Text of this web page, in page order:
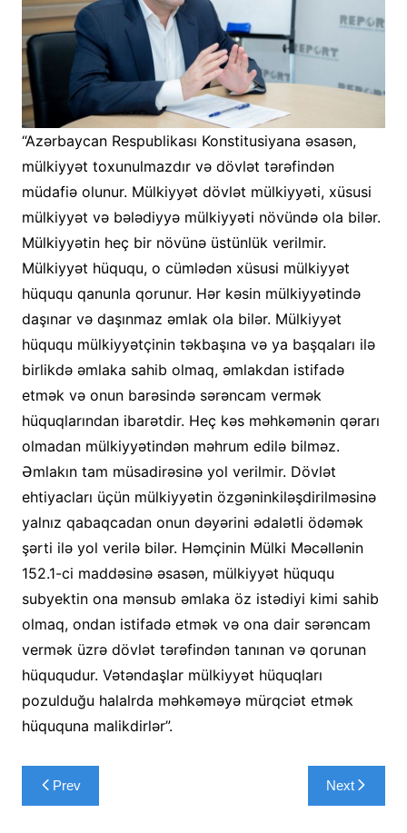
“Azərbaycan Respublikası Konstitusiyana əsasən,
mülkiyyət toxunulmazdır və dövlət tərəfindən
müdafiə olunur. Mülkiyyət dövlət mülkiyyəti, xüsusi
mülkiyyət və bələdiyyə mülkiyyəti növündə ola bilər.
Mülkiyyətin heç bir növünə üstünlük verilmir.
Mülkiyyət hüququ, o cümlədən xüsusi mülkiyyət
hüququ qanunla qorunur. Hər kəsin mülkiyyətində
daşınar və daşınmaz əmlak ola bilər. Mülkiyyət
hüququ mülkiyyətçinin təkbaşına və ya başqaları ilə
birlikdə əmlaka sahib olmaq, əmlakdan istifadə
etmək və onun barəsində sərəncam vermək
hüquqlarından ibarətdir. Heç kəs məhkəmənin qərarı
olmadan mülkiyyətindən məhrum edilə bilməz.
Əmlakın tam müsadirəsinə yol verilmir. Dövlət
ehtiyacları üçün mülkiyyətin özgəninkiləşdirilməsinə
yalnız qabaqcadan onun dəyərini ədalətli ödəmək
şərti ilə yol verilə bilər. Həmçinin Mülki Məcəllənin
152.1-ci maddəsinə əsasən, mülkiyyət hüququ
subyektin ona mənsub əmlaka öz istədiyi kimi sahib
olmaq, ondan istifadə etmək və ona dair sərəncam
vermək üzrə dövlət tərəfindən tanınan və qorunan
hüququdur. Vətəndaşlar mülkiyyət hüquqları
pozulduğu halalrda məhkəməyə mürqciət etmək
hüququna malikdirlər”.
Yazı
naviqasiyası
Prev Next